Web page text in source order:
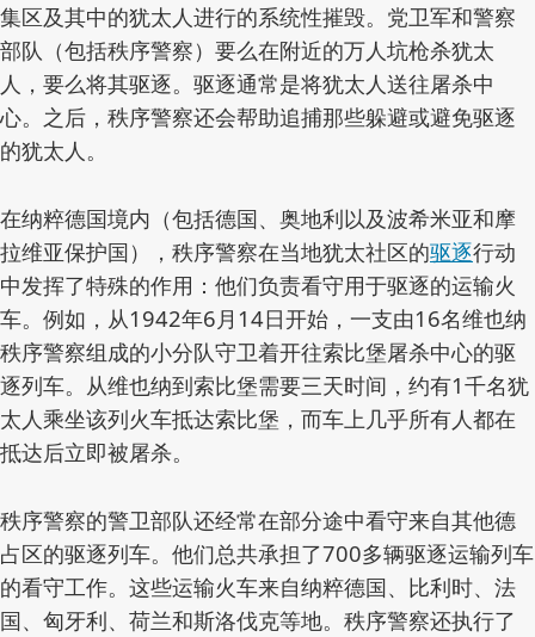
集区及其中的犹太人进行的系统性摧毁。党卫军和警察
部队（包括秩序警察）要么在附近的万人坑枪杀犹太
人，要么将其驱逐。驱逐通常是将犹太人送往屠杀中
心。之后，秩序警察还会帮助追捕那些躲避或避免驱逐
的犹太人。
在纳粹德国境内（包括德国、奥地利以及波希米亚和摩
拉维亚保护国），秩序警察在当地犹太社区的驱逐行动
中发挥了特殊的作用：他们负责看守用于驱逐的运输火
车。例如，从1942年6月14日开始，一支由16名维也纳
秩序警察组成的小分队守卫着开往索比堡屠杀中心的驱
逐列车。从维也纳到索比堡需要三天时间，约有1千名犹
太人乘坐该列火车抵达索比堡，而车上几乎所有人都在
抵达后立即被屠杀。
秩序警察的警卫部队还经常在部分途中看守来自其他德
占区的驱逐列车。他们总共承担了700多辆驱逐运输列车
的看守工作。这些运输火车来自纳粹德国、比利时、法
国、匈牙利、荷兰和斯洛伐克等地。秩序警察还执行了